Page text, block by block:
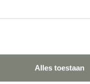
Alles toestaan